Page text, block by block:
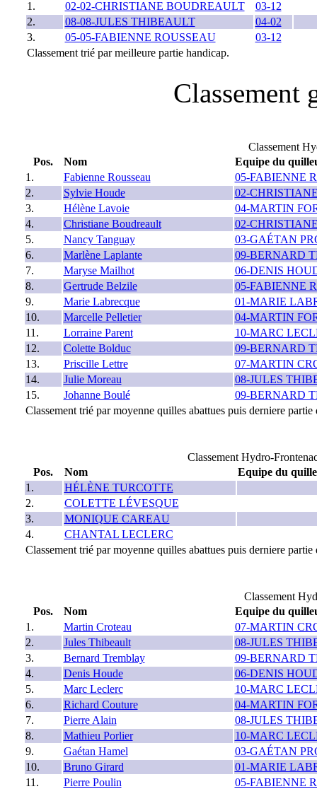
1. 02-02-CHRISTIANE BOUDREAULT
03-12
2.
08-08-JULES THIBEAULT
04-02
3.
05-05-FABIENNE ROUSSEAU
03-12
Classement trié par meilleure partie handicap.
Classement
Classement
Pos.
Nom
Equipe du
1.
Fabienne Rousseau
05-FABIENNE
2.
Sylvie Houde
02-
3.
Hélène Lavoie
04-MARTIN
4.
Christiane Boudreault
02-
5.
Nancy Tanguay
03-GAÉTAN
6.
Marlène Laplante
09-BERNARD
7.
Maryse Mailhot
06-DENIS
8.
Gertrude Belzile
05-FABIENNE
9.
Marie Labrecque
01-MARIE
10.
Marcelle Pelletier
04-MARTIN
11.
Lorraine Parent
10-MARC
12.
Colette Bolduc
09-BERNARD
13.
Priscille Lettre
07-MARTIN
14.
Julie Moreau
08-JULES
15.
Johanne Boulé
09-BERNARD
Classement trié par moyenne quilles abattues puis derniere
Classement Hydro-
Pos.
Nom
Equipe du
1.
HÉLÈNE TURCOTTE
2.
COLETTE LÉVESQUE
3.
MONIQUE CAREAU
4.
CHANTAL LECLERC
Classement trié par moyenne quilles abattues puis derniere
Classement
Pos.
Nom
Equipe du
1.
Martin Croteau
07-MARTIN
2.
Jules Thibeault
08-JULES
3.
Bernard Tremblay
09-BERNARD
4.
Denis Houde
06-DENIS
5.
Marc Leclerc
10-MARC
6.
Richard Couture
04-MARTIN
7.
Pierre Alain
08-JULES
8.
Mathieu Porlier
10-MARC
9.
Gaétan Hamel
03-GAÉTAN
10.
Bruno Girard
01-MARIE
11.
Pierre Poulin
05-FABIENNE